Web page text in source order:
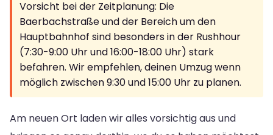
Vorsicht bei der Zeitplanung: Die
Baerbachstraße und der Bereich um den
Hauptbahnhof sind besonders in der Rushhour
(7:30-9:00 Uhr und 16:00-18:00 Uhr) stark
befahren. Wir empfehlen, deinen Umzug wenn
möglich zwischen 9:30 und 15:00 Uhr zu planen.
Am neuen Ort laden wir alles vorsichtig aus und